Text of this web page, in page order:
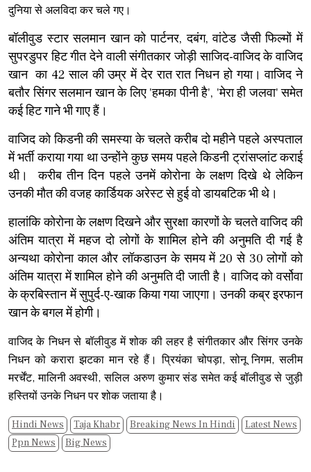
दुनिया से अलविदा कर चले गए।
बॉलीवुड स्टार सलमान खान को पार्टनर, दबंग, वांटेड जैसी फिल्मों में
सुपरडुपर हिट गीत देने वाली संगीतकार जोड़ी साजिद-वाजिद के वाजिद
खान का 42 साल की उम्र में देर रात रात निधन हो गया। वाजिद ने
बतौर सिंगर सलमान खान के लिए 'हमका पीनी है', 'मेरा ही जलवा' समेत
कई हिट गाने भी गाए हैं।
वाजिद को किडनी की समस्या के चलते करीब दो महीने पहले अस्पताल
में भर्ती कराया गया था उन्होंने कुछ समय पहले किडनी ट्रांसप्लांट कराई
थी। करीब तीन दिन पहले उनमें कोरोना के लक्षण दिखे थे लेकिन
उनकी मौत की वजह कार्डियक अरेस्ट से हुई वो डायबटिक भी थे।
हालांकि कोरोना के लक्षण दिखने और सुरक्षा कारणों के चलते वाजिद की
अंतिम यात्रा में महज दो लोगों के शामिल होने की अनुमति दी गई है
अन्यथा कोरोना काल और लॉकडाउन के समय में 20 से 30 लोगों को
अंतिम यात्रा में शामिल होने की अनुमति दी जाती है। वाजिद को वर्सोवा
के क्रबिस्‍तान में सुपुर्द-ए-खाक किया गया जाएगा। उनकी कब्र इरफान
खान के बगल में होगी।
वाजिद के निधन से बॉलीवुड में शोक की लहर है संगीतकार और सिंगर उनके
निधन को करारा झटका मान रहे हैं। प्रियंका चोपड़ा, सोनू निगम, सलीम
मरर्चेंट, मालिनी अवस्‍थी, सलिल अरुण कुमार संड समेत कई बॉलीवुड से जुड़ी
हस्तियों उनके निधन पर शोक जताया है।
Hindi News Taja Khabr Breaking News In Hindi
Latest News
Ppn News
Big News